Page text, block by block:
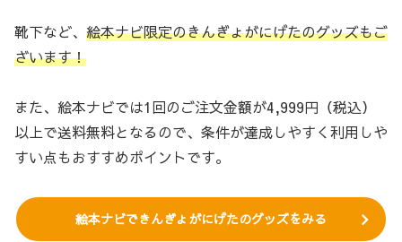
靴下など、 絵本ナビ限定のきんぎょがにげたのグッズもご
ざいます！
また、絵本ナビでは1回のご注文金額が4,999円（税込）
以上で送料無料となるので、条件が達成しやすく利用しや
すい点もおすすめポイントです。
絵本ナビできんぎょがにげたのグッズをみる